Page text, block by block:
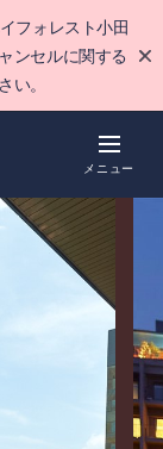
フォレスト小田
ンセルに関する
い。
メニュー
ポイント